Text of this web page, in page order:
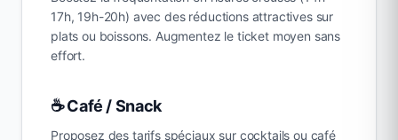
17h, 19h-20h) avec des réductions attractives sur
plats ou boissons. Augmentez le ticket moyen sans
effort.
☕ Café / Snack
Proposez des tarifs spéciaux sur cocktails ou café